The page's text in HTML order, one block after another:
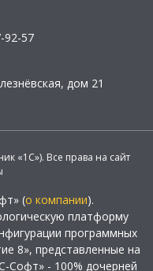
92-57
дом 21
«1С»). Все права на сайт
(о компании).
платформу
программных
8», представленные на
Софт» - 100% дочерней